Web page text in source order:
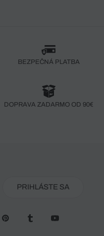
BEZPEČNÁ PLATBA
DOPRAVA ZADARMO OD 90€
PRIHLÁSTE SA